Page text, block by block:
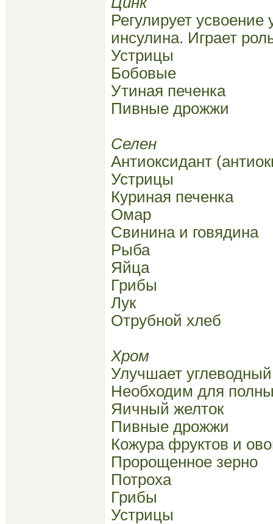
Регулирует
инсулина. Играет
Устрицы
Бобовые
Утиная печенка
Пивные дрожжи
Селен
Антиоксидант
Устрицы
Куриная печенка
Омар
Свинина и говядина
Рыба
Яйца
Грибы
Лук
Отрубной хлеб
Хром
Улучшает
Необходим для
Яичный желток
Пивные дрожжи
Кожура фруктов и
Пророщенное зерно
Потроха
Грибы
Устрицы